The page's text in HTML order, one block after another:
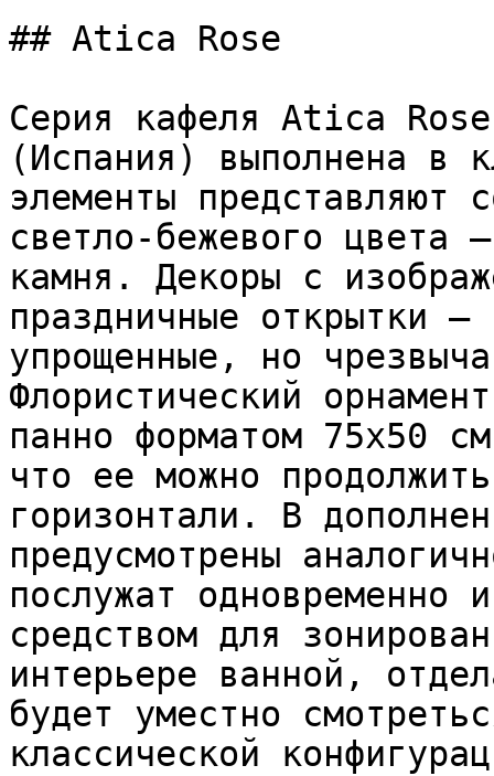
## Atica Rose
Серия кафеля Atica
(Испания) выполнена в
элементы представляют
светло-бежевого цвета
камня. Декоры с
праздничные открытки
упрощенные, но
Флористический
панно форматом 75x50
что ее можно
горизонтали. В
предусмотрены
послужат одновременно
средством для
интерьере ванной,
будет уместно
классической